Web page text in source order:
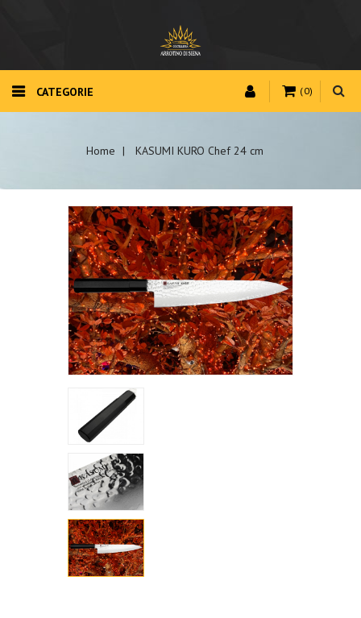
(0)
CATEGORIE
Home KASUMI KURO Chef 24 cm